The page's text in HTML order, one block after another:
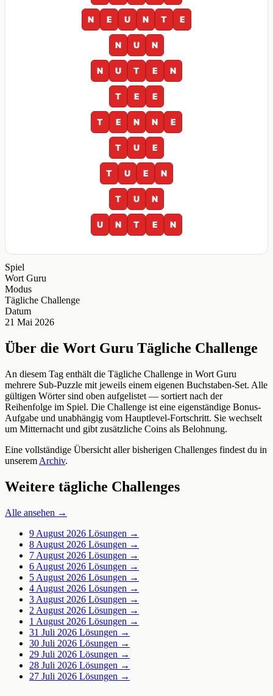
N E U N T E
N U N
N U T E N
T E E
T E N N E
T U E
T U E N
T U N
U N T E N
Spiel
Wort Guru
Modus
Tägliche Challenge
Datum
21 Mai 2026
Über die Wort Guru Tägliche Challenge
An diesem Tag enthält die Tägliche Challenge in Wort Guru
mehrere Sub-Puzzle mit jeweils einem eigenen Buchstaben-Set. Alle
gültigen Wörter sind oben aufgelistet — sortiert nach der
Reihenfolge im Spiel. Die Challenge ist eine eigenständige Bonus-
Aufgabe und unabhängig vom Hauptlevel-Fortschritt. Sie wechselt
um Mitternacht und gibt zusätzliche Coins als Belohnung.
Eine vollständige Übersicht aller bisherigen Challenges findest du in
unserem Archiv.
Weitere tägliche Challenges
Alle ansehen →
9 August 2026 Lösungen →
8 August 2026 Lösungen →
7 August 2026 Lösungen →
6 August 2026 Lösungen →
5 August 2026 Lösungen →
4 August 2026 Lösungen →
3 August 2026 Lösungen →
2 August 2026 Lösungen →
1 August 2026 Lösungen →
31 Juli 2026 Lösungen →
30 Juli 2026 Lösungen →
29 Juli 2026 Lösungen →
28 Juli 2026 Lösungen →
27 Juli 2026 Lösungen →